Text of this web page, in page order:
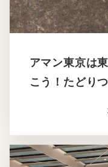
アマン東京は
こう！たどり